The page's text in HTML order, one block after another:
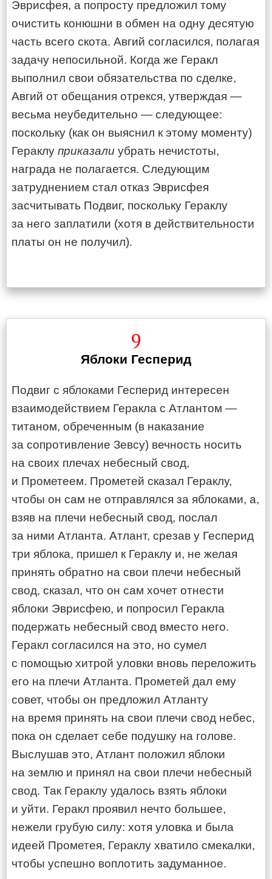
Эврисфея, а попросту предложил тому
очистить конюшни в обмен на одну десятую
часть всего скота. Авгий согласился, полагая
задачу непосильной. Когда же Геракл
выполнил свои обязательства по сделке,
Авгий от обещания отрекся, утверждая —
весьма неубедительно — следующее:
поскольку (как он выяснил к этому моменту)
Гераклу приказали убрать нечистоты,
награда не полагается. Следующим
затруднением стал отказ Эврисфея
засчитывать Подвиг, поскольку Гераклу
за него заплатили (хотя в действительности
платы он не получил).
9
Яблоки Гесперид
Подвиг с яблоками Гесперид интересен
взаимодействием Геракла с Атлантом —
титаном, обреченным (в наказание
за сопротивление Зевсу) вечность носить
на своих плечах небесный свод,
и Прометеем. Прометей сказал Гераклу,
чтобы он сам не отправлялся за яблоками, а,
взяв на плечи небесный свод, послал
за ними Атланта. Атлант, срезав у Гесперид
три яблока, пришел к Гераклу и, не желая
принять обратно на свои плечи небесный
свод, сказал, что он сам хочет отнести
яблоки Эврисфею, и попросил Геракла
подержать небесный свод вместо него.
Геракл согласился на это, но сумел
с помощью хитрой уловки вновь переложить
его на плечи Атланта. Прометей дал ему
совет, чтобы он предложил Атланту
на время принять на свои плечи свод небес,
пока он сделает себе подушку на голове.
Выслушав это, Атлант положил яблоки
на землю и принял на свои плечи небесный
свод. Так Гераклу удалось взять яблоки
и уйти. Геракл проявил нечто большее,
нежели грубую силу: хотя уловка и была
идеей Прометея, Гераклу хватило смекалки,
чтобы успешно воплотить задуманное.